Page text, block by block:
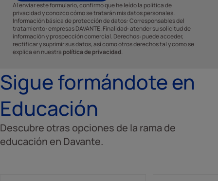
Al enviar este formulario, confirmo que he leído la política de
privacidad y conozco cómo se tratarán mis datos personales.
Información básica de protección de datos: Corresponsables del
tratamiento: empresas DAVANTE. Finalidad: atender su solicitud de
información y prospección comercial. Derechos: puede acceder,
rectificar y suprimir sus datos, así como otros derechos tal y como se
explica en nuestra política de privacidad.
Sigue formándote en
Educación
Descubre otras opciones de la rama de
educación en Davante.